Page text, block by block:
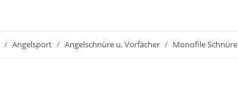
Angelsport Angelschnüre u. Vorfächer Monofile Schnüre